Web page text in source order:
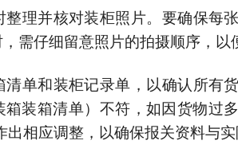
整理并核对装柜照片。要确保每
需仔细留意照片的拍摄顺序，以
清单和装柜记录单，以确认所有
装箱清单）不符，如因货物过
出相应调整，以确保报关资料与实